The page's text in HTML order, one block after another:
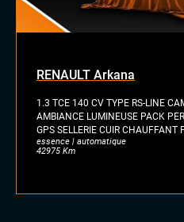
RENAULT Arkana
1.3 TCE 140 CV TYPE RS-LINE
AMBIANCE LUMINEUSE PACK
GPS SELLERIE CUIR
essence | automatique
42975 Km